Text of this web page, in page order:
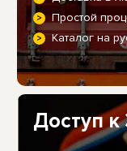
Простой
Каталог на
Доступ